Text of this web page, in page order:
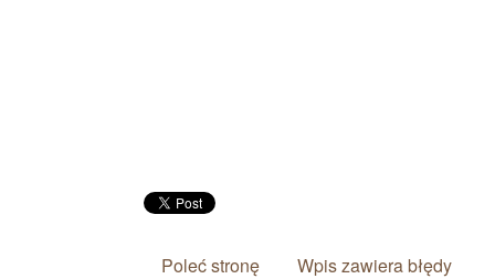
Poleć stronę Wpis zawiera błędy